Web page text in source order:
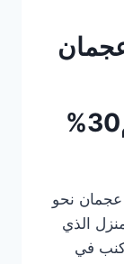
عجمان نحو
الذي
كنب في